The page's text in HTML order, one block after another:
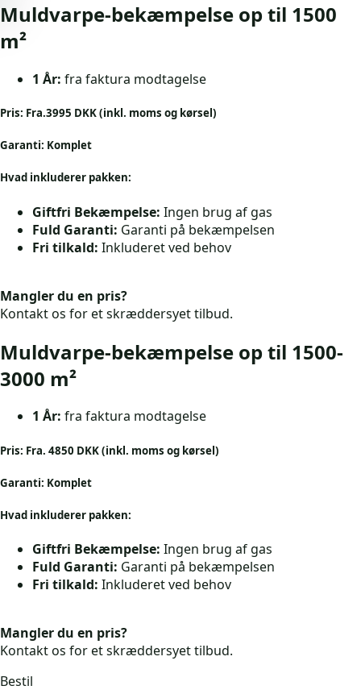
Muldvarpe-bekæmpelse op til 1500
m²
1 År: fra faktura modtagelse
Pris: Fra.3995 DKK (inkl. moms og kørsel)
Garanti: Komplet
Hvad inkluderer pakken:
Giftfri Bekæmpelse: Ingen brug af gas
Fuld Garanti: Garanti på bekæmpelsen
Fri tilkald: Inkluderet ved behov
Mangler du en pris?
Kontakt os for et skræddersyet tilbud.
Muldvarpe-bekæmpelse op til 1500-
3000 m²
1 År: fra faktura modtagelse
Pris: Fra. 4850 DKK (inkl. moms og kørsel)
Garanti: Komplet
Hvad inkluderer pakken:
Giftfri Bekæmpelse: Ingen brug af gas
Fuld Garanti: Garanti på bekæmpelsen
Fri tilkald: Inkluderet ved behov
Mangler du en pris?
Kontakt os for et skræddersyet tilbud.
Bestil